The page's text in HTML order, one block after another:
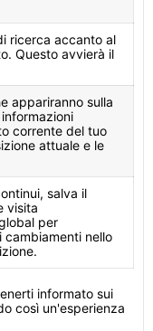
ricerca accanto al
Questo avvierà il
appariranno sulla
corrente del tuo
attuale e le
salva il
visita
per
cambiamenti nello
informato sui
così un'esperienza